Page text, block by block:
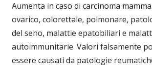
Aumenta in caso di carcinoma
ovarico, colorettale, polmonare,
del seno, malattie epatobiliari e
autoimmunitarie. Valori falsamente
essere causati da patologie